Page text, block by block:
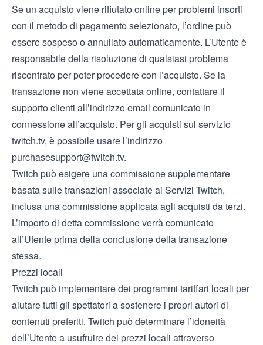
Se un acquisto viene rifiutato online per problemi insorti
con il metodo di pagamento selezionato, l’ordine può
essere sospeso o annullato automaticamente. L’Utente è
responsabile della risoluzione di qualsiasi problema
riscontrato per poter procedere con l’acquisto. Se la
transazione non viene accettata online, contattare il
supporto clienti all’indirizzo email comunicato in
connessione all’acquisto. Per gli acquisti sul servizio
twitch.tv, è possibile usare l’indirizzo
purchasesupport@twitch.tv.
Twitch può esigere una commissione supplementare
basata sulle transazioni associate ai Servizi Twitch,
inclusa una commissione applicata agli acquisti da terzi.
L’importo di detta commissione verrà comunicato
all’Utente prima della conclusione della transazione
stessa.
Prezzi locali
Twitch può implementare dei programmi tariffari locali per
aiutare tutti gli spettatori a sostenere i propri autori di
contenuti preferiti. Twitch può determinare l’idoneità
dell’Utente a usufruire dei prezzi locali attraverso